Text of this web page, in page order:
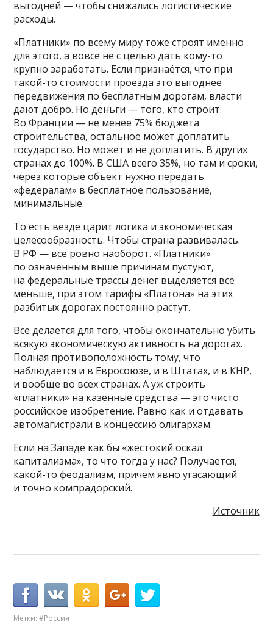
выгодней — чтобы снижались логистические
расходы.
«Платники» по всему миру тоже строят именно
для этого, а вовсе не с целью дать кому-то
крупно заработать. Если признаётся, что при
такой-то стоимости проезда это выгоднее
передвижения по бесплатным дорогам, власти
дают добро. Но деньги — того, кто строит.
Во Франции — не менее 75% бюджета
строительства, остальное может доплатить
государство. Но может и не доплатить. В других
странах до 100%. В США всего 35%, но там и сроки,
через которые объект нужно передать
«федералам» в бесплатное пользование,
минимальные.
То есть везде царит логика и экономическая
целесообразность. Чтобы страна развивалась.
В РФ — всё ровно наоборот. «Платники»
по означенным выше причинам пустуют,
на федеральные трассы денег выделяется всё
меньше, при этом тарифы «Платона» на этих
разбитых дорогах постоянно растут.
Все делается для того, чтобы окончательно убить
всякую экономическую активность на дорогах.
Полная противоположность тому, что
наблюдается и в Евросоюзе, и в Штатах, и в КНР,
и вообще во всех странах. А уж строить
«платники» на казённые средства — это чисто
российское изобретение. Равно как и отдавать
автомагистрали в концессию олигархам.
Если на Западе как бы «жестокий оскал
капитализма», то что тогда у нас? Получается,
какой-то феодализм, причём явно угасающий
и точно компрадорский.
Источник
Метки:#Россия